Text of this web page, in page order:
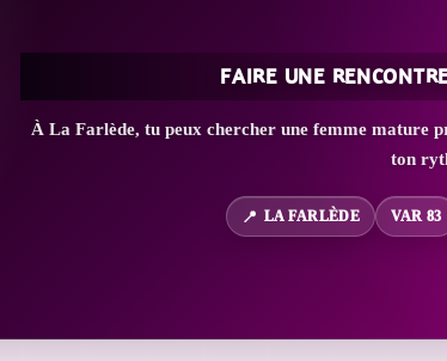
FAIRE UNE
À La Farlède, tu peux chercher une femme mature
ton
LA FARLÈDE VAR 83